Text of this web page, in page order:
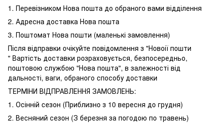
1. Перевізником Нова пошта до обраного вами відділення
2. Адресна доставка Нова пошта
3. Поштомат Нова пошти (маленькі замовлення)
Після відправки очікуйте повідомлення з "Новоії пошти
" Вартість доставки розраховується, безпосередньо,
поштовою службою "Нова пошта", в залежності від
дальності, ваги, обраного способу доставки
ТЕРМІНИ ВІДПРАВЛЕННЯ ЗАМОВЛЕНЬ:
1. Осінній сезон (Приблизно з 10 вересня до грудня)
2. Весняний сезон (З березня за погодою по травень)